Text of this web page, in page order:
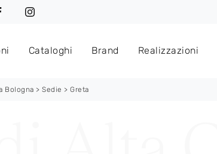
Cataloghi Brand Realizzazioni
Bologna >Sedie >Greta